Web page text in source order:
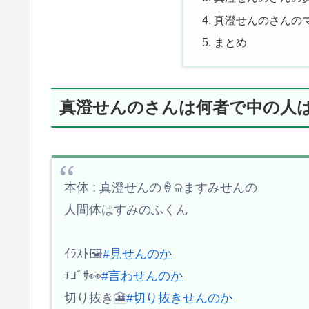
真澄せんのさんの
まとめ
真澄せんのさんは何者で中の人
本体 : 真澄せんの🍦ଳますみせんの
人間体はすみのふくん
ｲﾗｽﾄ🖼️#見せんのか
ｴｺﾞｻ👀#言わせんのか
切り抜き🎦#切り抜きせんのか